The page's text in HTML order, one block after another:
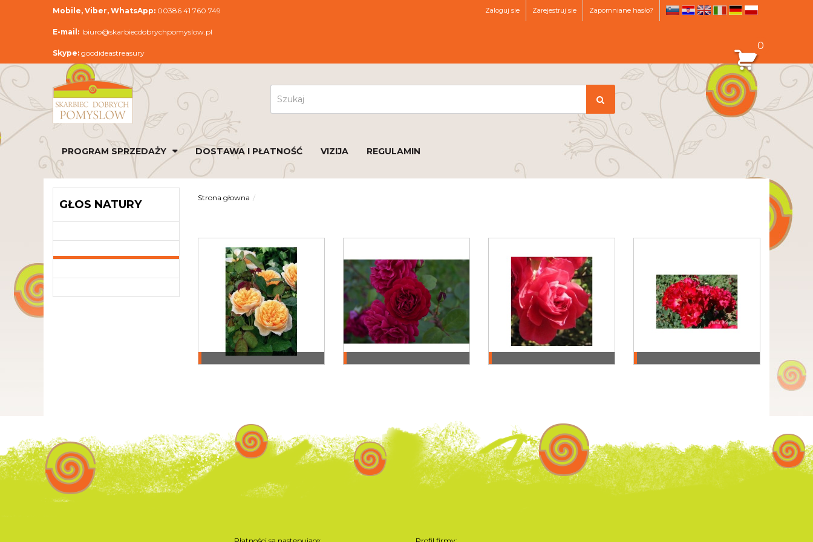
sl hr en de pl
Zaloguj sie Zarejestruj sie Zapomniane hasło?
0
Mobile, Viber, WhatsApp: 00386 41 760 749
E-mail: biuro@skarbiecdobrychpomyslow.pl
Skype: goodideastreasury
PROGRAM SPRZEDAŻY DOSTAWA I PŁATNOŚĆ VIZIJA REGULAMIN
GŁOS NATURY
Strona głowna